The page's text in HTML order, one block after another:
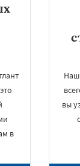
в
Наш
вы